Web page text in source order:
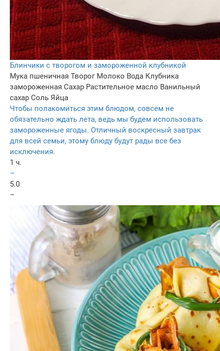
Блинчики с творогом и замороженной клубникой
Мука пшеничная Творог Молоко Вода Клубника
замороженная Сахар Растительное масло Ванильный
сахар Соль Яйца
Чтобы полакомиться этим блюдом, совсем не
обязательно ждать лета, ведь мы будем использовать
замороженные ягоды. Отличный воскресный завтрак
для всей семьи, этому блюду будут рады все без
исключения.
1 ч.
–
5.0
–